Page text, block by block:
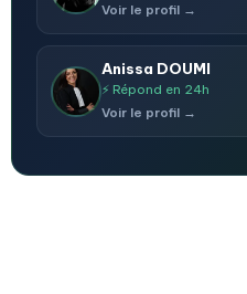
Voir le profil →
Anissa DOUMI
⚡ Répond en 24h
Voir le profil →